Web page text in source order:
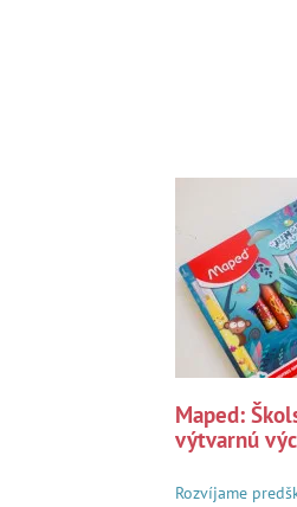
Maped:
výtvarnú
Rozvíjame